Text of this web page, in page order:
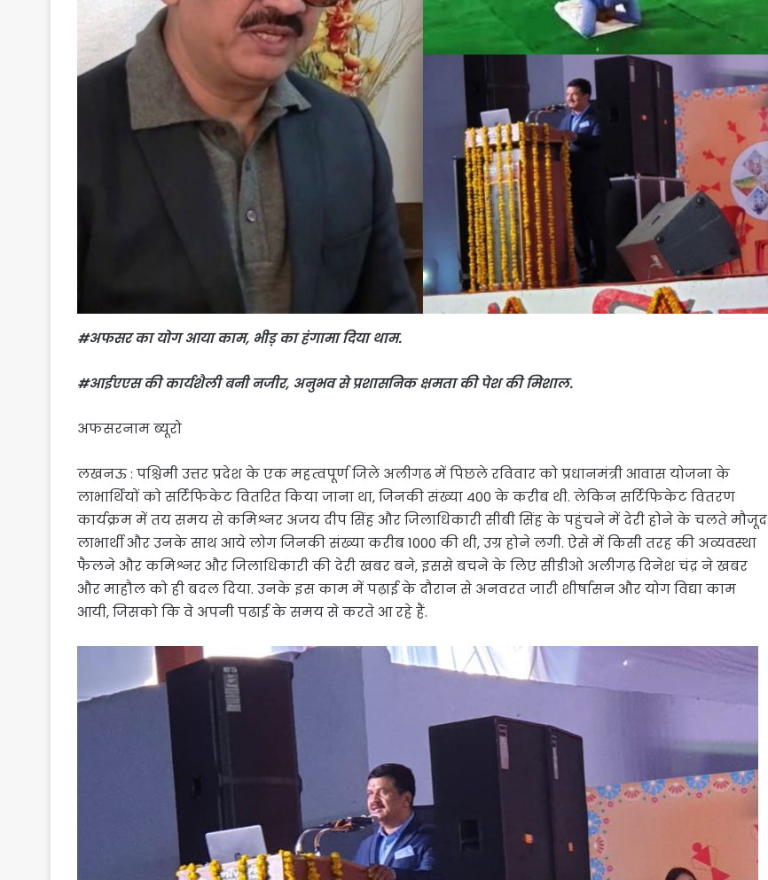
#अफसर का योग आया काम, भीड़ का हंगामा दिया थाम.
#आईएएस की कार्यशैली बनी नजीर, अनुभव से प्रशासनिक क्षमता की पेश की मिशाल.
अफसरनाम ब्यूरो
लखनऊ : पश्चिमी उत्तर प्रदेश के एक महत्वपूर्ण जिले अलीगढ में पिछले रविवार को प्रधानमंत्री आवास योजना के
लाभार्थियों को सर्टिफिकेट वितरित किया जाना था, जिनकी संख्या 400 के करीब थी. लेकिन सर्टिफिकेट वितरण
कार्यक्रम में तय समय से कमिश्नर अजय दीप सिंह और जिलाधिकारी सीबी सिंह के पहुंचने में देरी होने के चलते मौजूद
लाभार्थी और उनके साथ आये लोग जिनकी संख्या करीब 1000 की थी, उग्र होने लगी. ऐसे में किसी तरह की अव्यवस्था
फैलने और कमिश्नर और जिलाधिकारी की देरी खबर बने, इससे बचने के लिए सीडीओ अलीगढ़ दिनेश चंद्र ने खबर
और माहौल को ही बदल दिया. उनके इस काम में पढ़ाई के दौरान से अनवरत जारी शीर्षासन और योग विद्या काम
आयी, जिसको कि वे अपनी पढाई के समय से करते आ रहे हैं.